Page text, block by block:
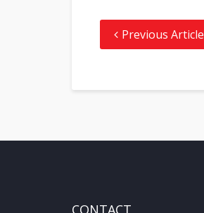
Previous Article
CONTACT